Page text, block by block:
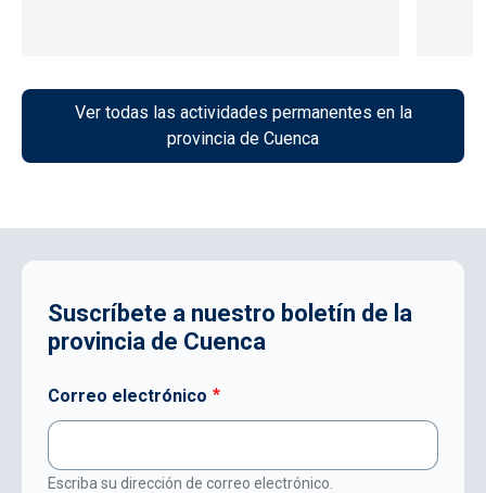
Ver todas las actividades permanentes en la
provincia de Cuenca
Suscríbete a nuestro boletín de la
provincia de Cuenca
Correo electrónico
Escriba su dirección de correo electrónico.